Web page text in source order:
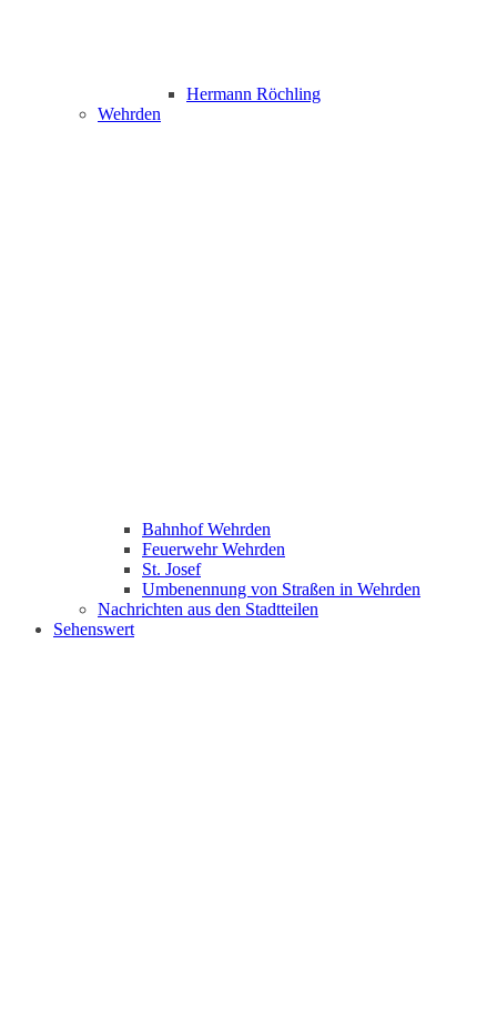
Hermann Röchling
Wehrden
Bahnhof Wehrden
Feuerwehr Wehrden
St. Josef
Umbenennung von Straßen in Wehrden
Nachrichten aus den Stadtteilen
Sehenswert